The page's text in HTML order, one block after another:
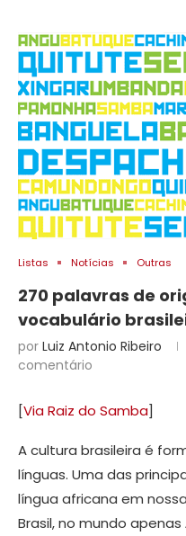
Listas Notícias Outras
270 palavras de
vocabulário
por Luiz Antonio Ribeiro
comentário
[Via Raiz do Samba]
A cultura brasileira é
línguas. Uma das
língua africana em
Brasil, no mundo apenas